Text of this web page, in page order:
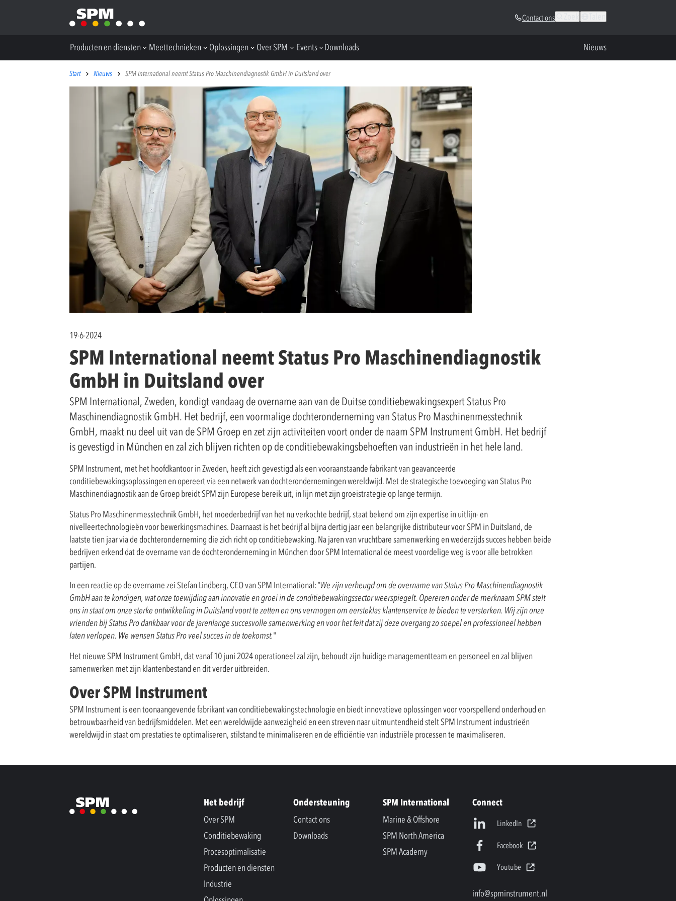
Contact ons
Producten en diensten Meettechnieken Oplossingen Over SPM Events Downloads Nieuws
Start Nieuws SPM International neemt Status Pro Maschinendiagnostik GmbH in Duitsland over
19-6-2024
SPM International neemt Status Pro Maschinendiagnostik
GmbH in Duitsland over
SPM International, Zweden, kondigt vandaag de overname aan van de Duitse conditiebewakingsexpert Status Pro
Maschinendiagnostik GmbH. Het bedrijf, een voormalige dochteronderneming van Status Pro Maschinenmesstechnik
GmbH, maakt nu deel uit van de SPM Groep en zet zijn activiteiten voort onder de naam SPM Instrument GmbH. Het bedrijf
is gevestigd in München en zal zich blijven richten op de conditiebewakingsbehoeften van industrieën in het hele land.
SPM Instrument, met het hoofdkantoor in Zweden, heeft zich gevestigd als een vooraanstaande fabrikant van geavanceerde
conditiebewakingsoplossingen en opereert via een netwerk van dochterondernemingen wereldwijd. Met de strategische toevoeging van Status Pro
Maschinendiagnostik aan de Groep breidt SPM zijn Europese bereik uit, in lijn met zijn groeistrategie op lange termijn.
Status Pro Maschinenmesstechnik GmbH, het moederbedrijf van het nu verkochte bedrijf, staat bekend om zijn expertise in uitlijn- en
nivelleertechnologieën voor bewerkingsmachines. Daarnaast is het bedrijf al bijna dertig jaar een belangrijke distributeur voor SPM in Duitsland, de
laatste tien jaar via de dochteronderneming die zich richt op conditiebewaking. Na jaren van vruchtbare samenwerking en wederzijds succes hebben beide
bedrijven erkend dat de overname van de dochteronderneming in München door SPM International de meest voordelige weg is voor alle betrokken
partijen.
In een reactie op de overname zei Stefan Lindberg, CEO van SPM International:"We zijn verheugd om de overname van Status Pro Maschinendiagnostik
GmbH aan te kondigen, wat onze toewijdingaan innovatie en groei in de conditiebewakingssectorweerspiegelt. Opereren onder de merknaam SPM stelt
ons in staat om onze sterke ontwikkeling in Duitsland voort te zetten en ons vermogen om eersteklas klantenservice te bieden te versterken. Wij zijn onze
vrienden bij Status Pro dankbaar voor de jarenlange succesvolle samenwerking en voor het feit dat zij deze overgang zo soepel en professioneel hebben
laten verlopen. We wensen Status Proveel succes in de toekomst."
Het nieuwe SPM Instrument GmbH, dat vanaf 10 juni 2024 operationeel zal zijn, behoudt zijn huidige managementteam en personeel en zal blijven
samenwerken met zijn klantenbestand en dit verder uitbreiden.
Over SPM Instrument
SPM Instrument is een toonaangevende fabrikant van conditiebewakingstechnologie en biedt innovatieve oplossingen voor voorspellend onderhoud en
betrouwbaarheid van bedrijfsmiddelen. Met een wereldwijde aanwezigheid en een streven naar uitmuntendheid stelt SPM Instrument industrieën
wereldwijd in staat om prestaties te optimaliseren, stilstand te minimaliseren en de efficiëntie van industriële processen te maximaliseren.
Het bedrijf
Over SPM
Conditiebewaking
Procesoptimalisatie
Producten en diensten
Industrie
Ondersteuning
Contact ons
Downloads
SPM International
Marine & Offshore
SPM North America
SPM Academy
Connect
LinkedIn
Facebook
Youtube
info@spminstrument.nl